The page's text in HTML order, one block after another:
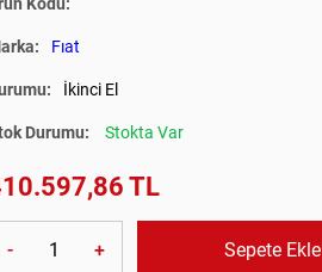
Fıat
İkinci El
Durumu: Stokta Var
TL
- + Sepete Ekle